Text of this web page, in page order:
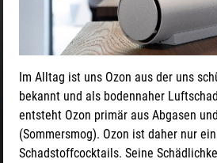
Im Alltag ist uns Ozon aus der uns
bekannt und als bodennaher
entsteht Ozon primär aus Abgasen
(Sommersmog). Ozon ist daher nur
Schadstoffcocktails. Seine